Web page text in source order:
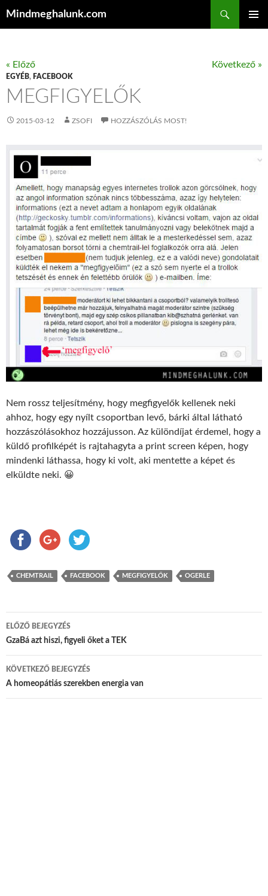
Mindmeghalunk.com
« Előző Következő »
EGYÉB, FACEBOOK
MEGFIGYELŐK
2015-03-12 ZSOFI HOZZÁSZÓLÁS MOST!
Nem rossz teljesítmény, hogy megfigyelők kellenek neki
ahhoz, hogy egy nyílt csoportban levő, bárki által látható
hozzászólásokhoz hozzájusson. Az különdíjat érdemel, hogy a
küldő profilképét is rajtahagyta a print screen képen, hogy
mindenki láthassa, hogy ki volt, aki mentette a képet és
elküldte neki. 😀
CHEMTRAIL FACEBOOK MEGFIGYELŐK OGERLE
Bejegyzés navigáció
ELŐZŐ BEJEGYZÉS
GzaBá azt hiszi, figyeli őket a TEK
KÖVETKEZŐ BEJEGYZÉS
A homeopátiás szerekben energia van